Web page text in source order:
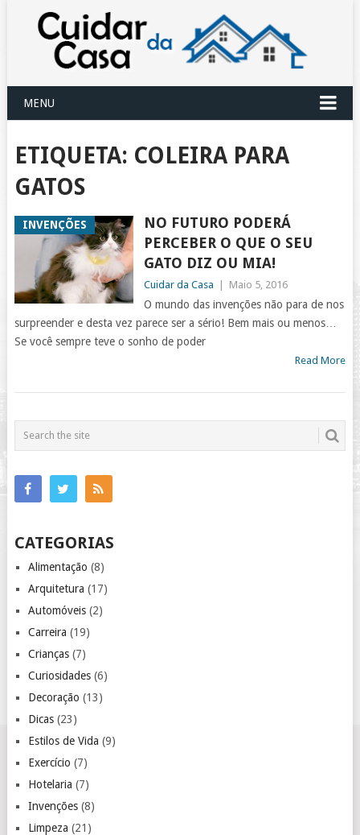
MENU
ETIQUETA: COLEIRA PARA
GATOS
INVENÇÕES
NO FUTURO PODERÁ
PERCEBER O QUE O SEU
GATO DIZ OU MIA!
Cuidar da Casa Maio 5, 2016
O mundo das invenções não para de nos
surpreender e desta vez parece ser a sério! Bem mais ou menos…
Se você sempre teve o sonho de poder
Read More
CATEGORIAS
Alimentação (8)
Arquitetura (17)
Automóveis(2)
Carreira (19)
Crianças(7)
Curiosidades(6)
Decoração (13)
Dicas(23)
Estilos de Vida (9)
Exercício (7)
Hotelaria (7)
Invenções(8)
Limpeza (21)